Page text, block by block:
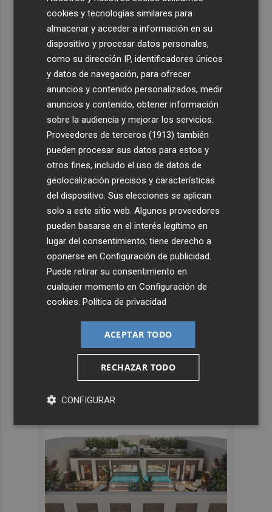
cookies y tecnologías similares para
almacenar y acceder a información en su
dispositivo y procesar datos personales,
como su dirección IP, identificadores únicos
y datos de navegación, para ofrecer
anuncios y contenido personalizados, medir
anuncios y contenido, obtener información
sobre la audiencia y mejorar los servicios.
Proveedores de terceros (1913) también
pueden procesar sus datos para estos y
otros fines, incluido el uso de datos de
geolocalización precisos y características
del dispositivo. Sus elecciones se aplican
solo a este sitio web. Algunos proveedores
pueden basarse en el interés legítimo en
lugar del consentimiento; tiene derecho a
oponerse enConfiguración de publicidad.
Puede retirar su consentimiento en
cualquier momento enConfiguración de
cookies.Política de privacidad
ACEPTAR TODO
RECHAZAR TODO
CONFIGURAR